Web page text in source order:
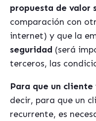
propuesta de valor
comparación con
internet) y que la
seguridad (será
terceros, las
Para que un
decir, para que un
recurrente, es